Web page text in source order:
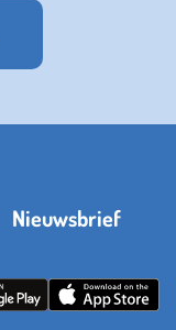
Nieuwsbrief